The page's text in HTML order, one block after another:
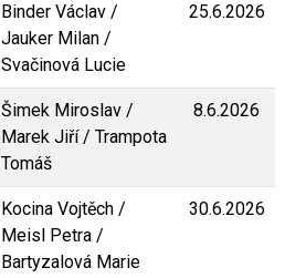
Binder Václav /
Jauker Milan /
Svačinová Lucie
25.6.2026
Šimek Miroslav /
Marek Jiří / Trampota
Tomáš
8.6.2026
Kocina Vojtěch /
Meisl Petra /
Bartyzalová Marie
30.6.2026